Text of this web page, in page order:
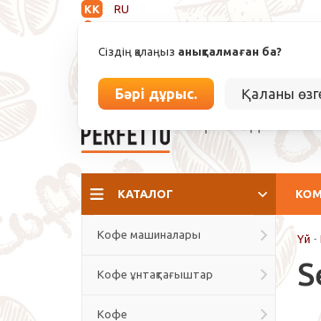
KK
RU
Сіздің қалаңыз анықталмаған ба?
Бәрі дұрыс. Қаланы
info@espressoperfetto.kz
КАТАЛОГ
Кофе машиналары
Кофе ұнтақтағыштар
Кофе
Үй -